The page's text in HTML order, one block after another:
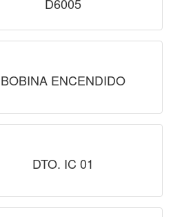
BOBINA ENCENDIDO
DTO. IC 01